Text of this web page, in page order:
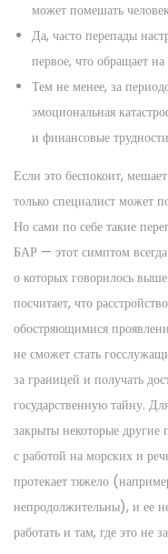
может помешать
Да, часто перепады
первое, что обращает
Тем не менее, за
эмоциональная
и финансовые
Если это беспокоит,
только специалист может
Но сами по себе такие
БАР — этот симптом
о которых говорилось
посчитает, что
обостряющимися
не сможет стать
за границей и получать
государственную тайну.
закрыты некоторые
с работой на морских и
протекает тяжело
непродолжительны), и ее
работать и там, где это не